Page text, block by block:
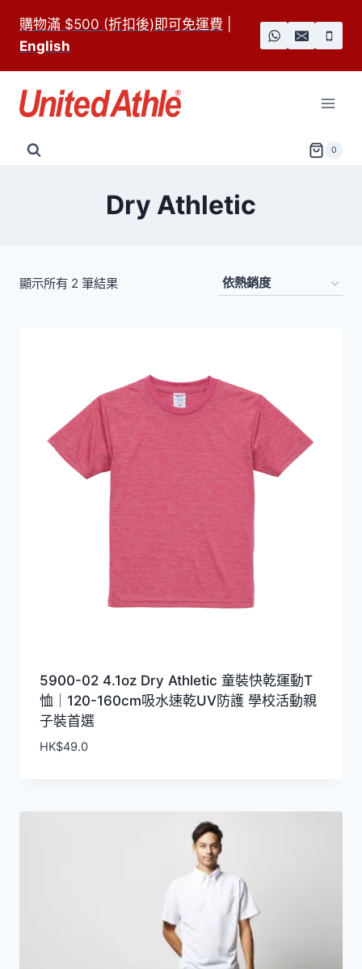
content
購物滿 $500 (折扣後)即可免運費
English
0
Dry Athletic
顯示所有 2 筆結果依
序
5900-02 4.1oz Dry Athletic 童裝快乾運動T
恤｜120-160cm吸水速乾UV防護 學校活動親
子裝首選
HK$49.0